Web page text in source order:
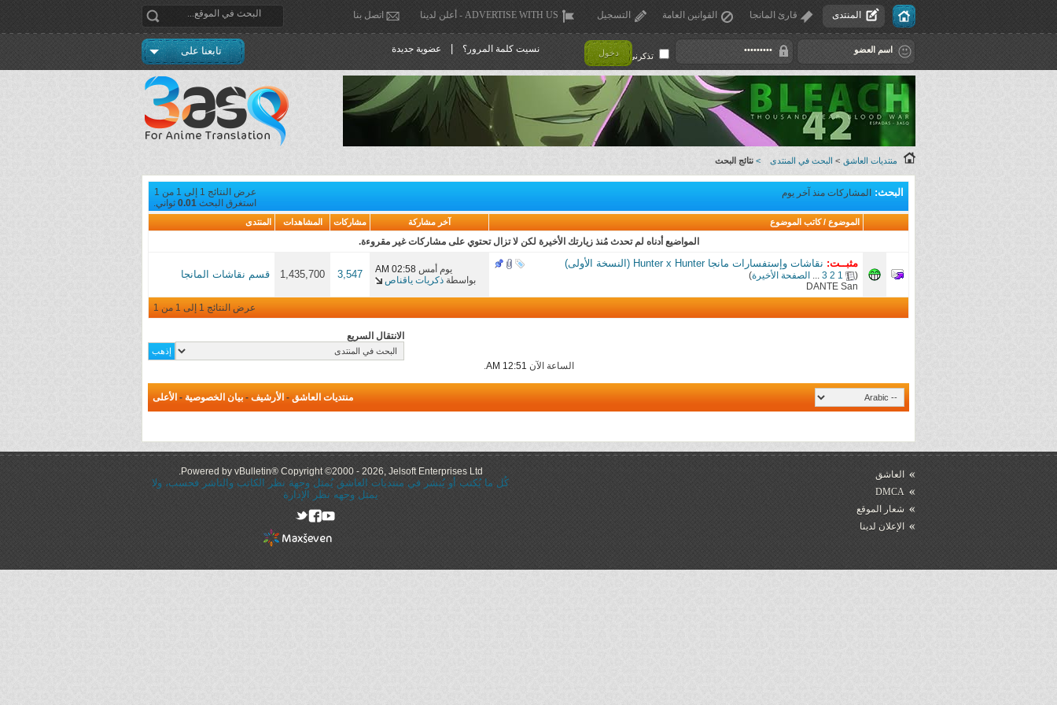
المنتدى قارئ المانجا القوانين العامة التسجيل ADVERTISE WITH US - أعلن لدينا اتصل بنا
تذكرني ! دخول نسيت كلمة المرور؟ عضوية جديدة تابعنا على
منتديات العاشق > البحث في المنتدى > نتائج البحث
عرض النتائج 1 إلى 1 من 1
استغرق البحث 0.01 ثواني.
البحث: المشاركات منذ آخر يوم
الموضوع / كاتب الموضوع آخر مشاركة مشاركات المشاهدات المنتدى
المواضيع أدناه لم تحدث مُنذ زيارتك الأخيرة لكن لا تزال تحتوي على مشاركات غير مقروءة.
مثبــت: نقاشات وإستفسارات مانجا Hunter x Hunter (النسخة الأولى)
(
1
2
3
... الصفحة الأخيرة)
DANTE San
يوم أمس 02:58 AM
بواسطة ذكريات ياقناص 3,547
1,435,700 قسم نقاشات المانجا
عرض النتائج 1 إلى 1 من 1
الانتقال السريع
الساعة الآن 12:51 AM
.
منتديات العاشق - الأرشيف - بيان الخصوصية - الأعلى
العاشق
DMCA
شعار الموقع
الإعلان لدينا
Powered by vBulletin® Copyright ©2000 - 2026, Jelsoft Enterprises Ltd.
كُل ما يُكتب أو يُنشر في منتديات العاشق يُمثل وجهة نظر الكاتب والناشر فحسب، ولا
يمثل وجهه نظر الإدارة